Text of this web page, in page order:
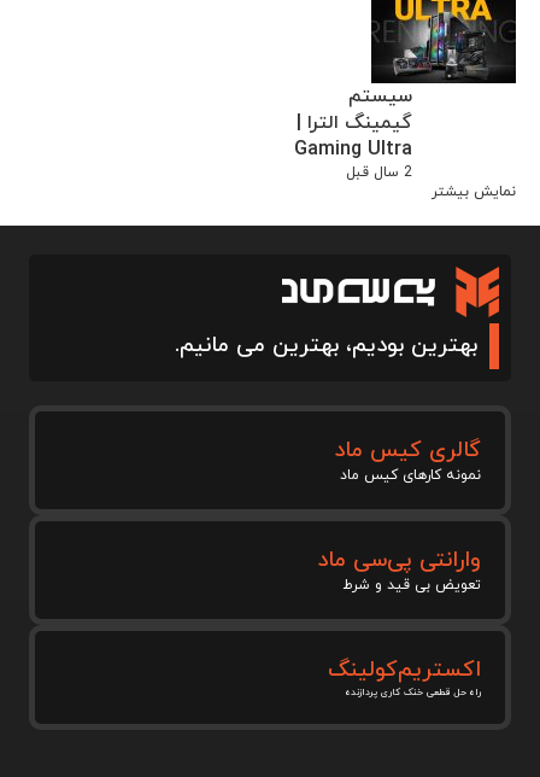
سیستم
گیمینگ الترا |
Gaming Ultra
2 سال قبل
نمایش بیشتر
بهترین بودیم، بهترین می مانیم.
گالری کیس ماد
نمونه کارهای کیس ماد
وارانتی پی‌سی ماد
تعویض بی قید و شرط
اکستریم‌کولینگ
راه حل قطعی خنک کاری پردازنده